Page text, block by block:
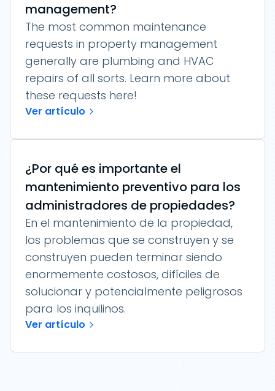
management?
The most common maintenance
requests in property management
generally are plumbing and HVAC
repairs of all sorts. Learn more about
these requests here!
Ver artículo
¿Por qué es importante el
mantenimiento preventivo para los
administradores de propiedades?
En el mantenimiento de la propiedad,
los problemas que se construyen y se
construyen pueden terminar siendo
enormemente costosos, difíciles de
solucionar y potencialmente peligrosos
para los inquilinos.
Ver artículo